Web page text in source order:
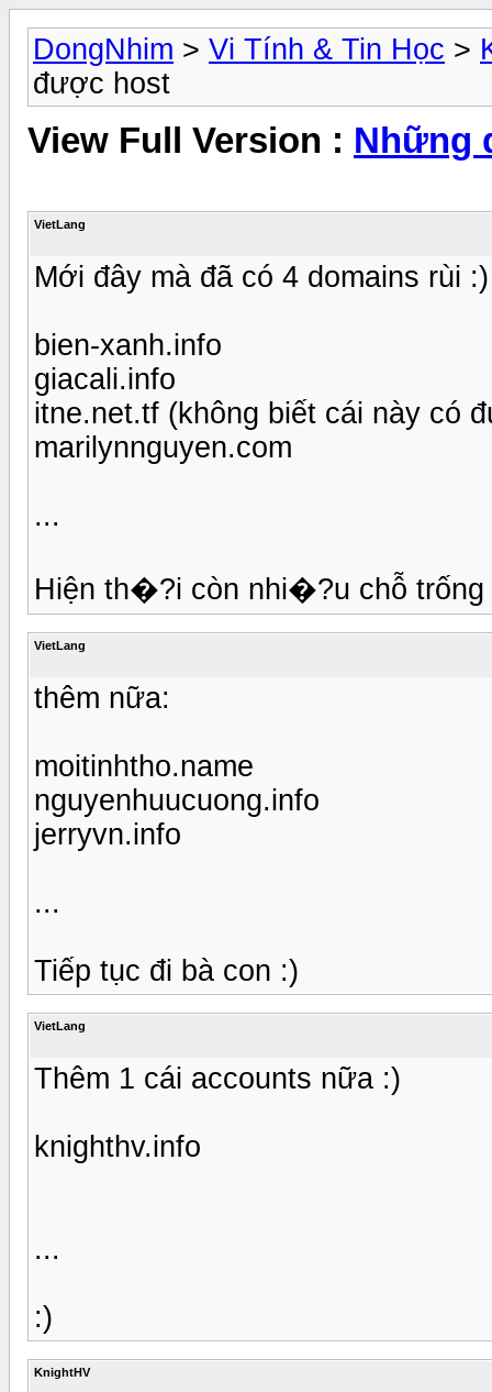
DongNhim > Vi Tính & Tin Học >
được host
View Full Version : Những
VietLang
Mới đây mà đã có 4 domains rùi :)
bien-xanh.info
giacali.info
itne.net.tf (không biết cái này có
marilynnguyen.com
...
Hiện th�?i còn nhi�?u chỗ trống
VietLang
thêm nữa:
moitinhtho.name
nguyenhuucuong.info
jerryvn.info
...
Tiếp tục đi bà con :)
VietLang
Thêm 1 cái accounts nữa :)
knighthv.info
...
:)
KnightHV